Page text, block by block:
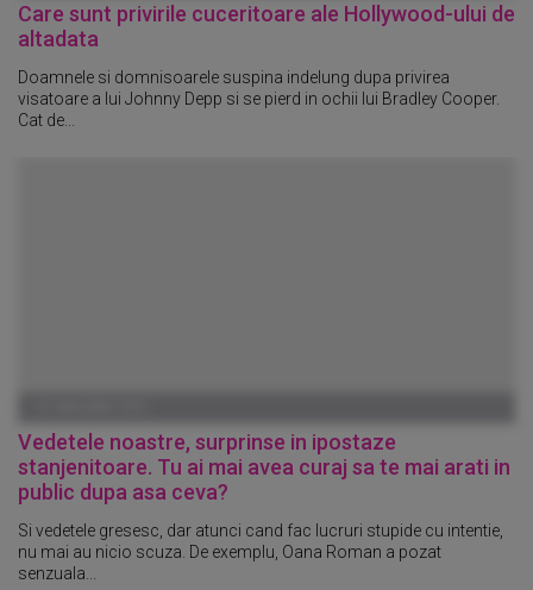
Care sunt privirile cuceritoare ale Hollywood-ului de
altadata
Doamnele si domnisoarele suspina indelung dupa privirea
visatoare a lui Johnny Depp si se pierd in ochii lui Bradley Cooper.
Cat de...
Vedetele noastre, surprinse in ipostaze
stanjenitoare. Tu ai mai avea curaj sa te mai arati in
public dupa asa ceva?
Si vedetele gresesc, dar atunci cand fac lucruri stupide cu intentie,
nu mai au nicio scuza. De exemplu, Oana Roman a pozat
senzuala...